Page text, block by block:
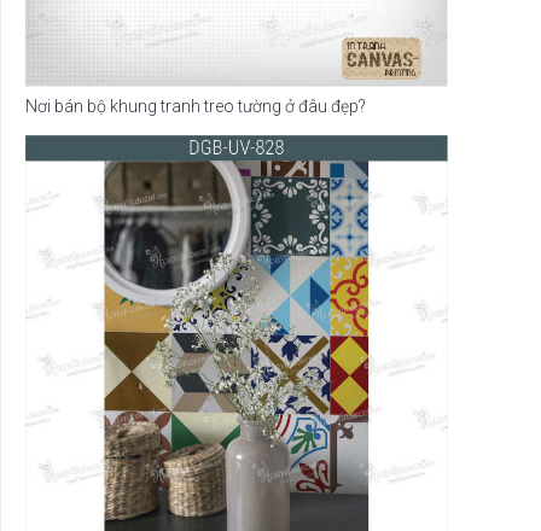
Nơi bán bộ khung tranh treo tường ở đâu đẹp?